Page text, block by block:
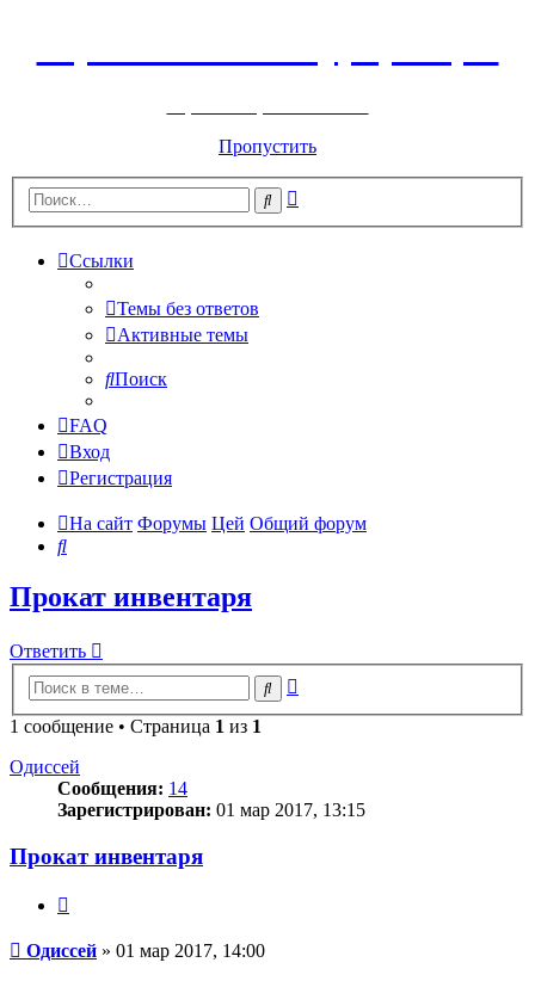
Пропустить
Поиск
Ссылки
Темы без ответов
Активные темы
Поиск
FAQ
Вход
Регистрация
На сайт Форумы Цей Общий форум
Поиск
Прокат инвентаря
Ответить
Поиск
1 сообщение • Страница 1 из 1
Одиссей
Сообщения: 14
Зарегистрирован: 01 мар 2017, 13:15
Прокат инвентаря
Сообщение
Одиссей » 01 мар 2017, 14:00